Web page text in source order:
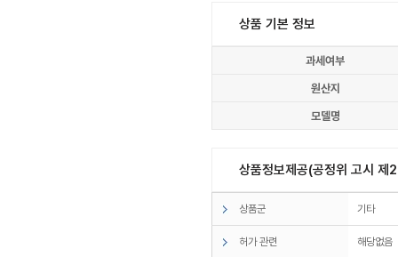
상품 기본 정보
과세여부
원산지
모델명
상품정보제공(공정위 고시
상품군 기타
허가 관련 해당없음